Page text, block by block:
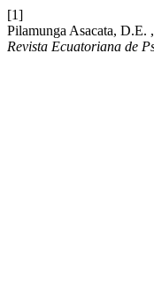
[1]
Pilamunga Asacata, D.E.
Revista Ecuatoriana de